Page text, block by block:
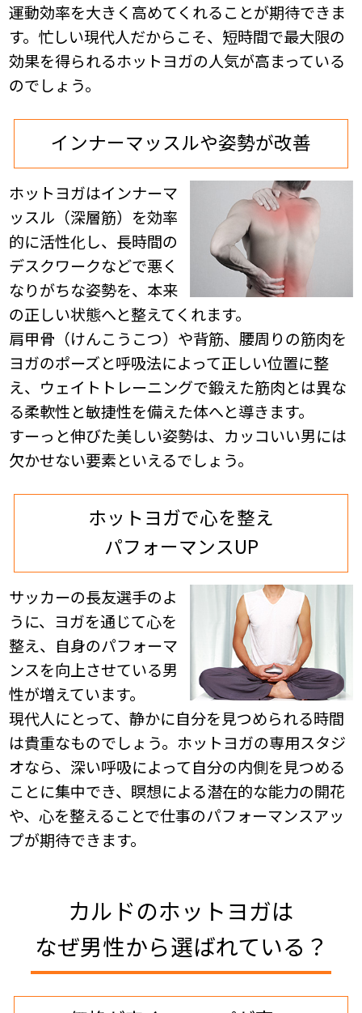
運動効率を大きく高めてくれることが期待できま
す。忙しい現代人だからこそ、 短時間で最大限の
効果を得られるホットヨガの人気が高まっている
のでしょう。
インナーマッスルや姿勢が改善
ホットヨガはインナーマ
ッスル（深層筋）を効率
的に活性化し、長時間の
デスクワークなどで悪く
なりがちな姿勢を、本来
の正しい状態へと整えてくれます。
肩甲骨（けんこうこつ）や背筋、腰周りの筋肉を
ヨガのポーズと呼吸法によって正しい位置に整
え、ウェイトトレーニングで鍛えた筋肉とは異な
る柔軟性と敏捷性を備えた体へと導きます。
すーっと伸びた美しい姿勢は、カッコいい男には
欠かせない要素といえるでしょう。
ホットヨガで心を整え
パフォーマンスUP
サッカーの長友選手のよ
うに、ヨガを通じて心を
整え、自身のパフォーマ
ンスを向上させている男
性が増えています。
現代人にとって、静かに自分を見つめられる時間
は貴重なものでしょう。ホットヨガの専用スタジ
オなら、深い呼吸によって自分の内側を見つめる
ことに集中でき、瞑想による潜在的な能力の開花
や、心を整えることで仕事のパフォーマンスアッ
プが期待できます。
カルドのホットヨガは
なぜ男性から選ばれている？